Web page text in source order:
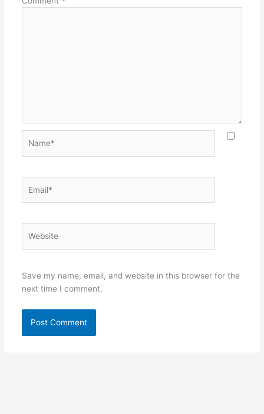
Save my name, email, and website in this browser for the
next time I comment.